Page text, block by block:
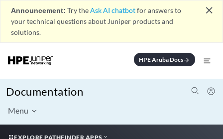
Announcement: Try theAsk AI chatbotfor answers to
your technical questions about Juniper products and
solutions.
close
HPE Aruba Docsarrow_forward
Documentation
Menu
EXPLORE PATHFINDER APPS